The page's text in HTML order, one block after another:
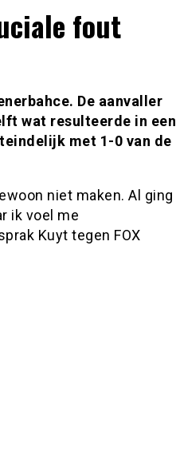
fout
De aanvaller
wat resulteerde in een
met 1-0 van de
niet maken. Al ging
ik voel me
Kuyt tegen FOX